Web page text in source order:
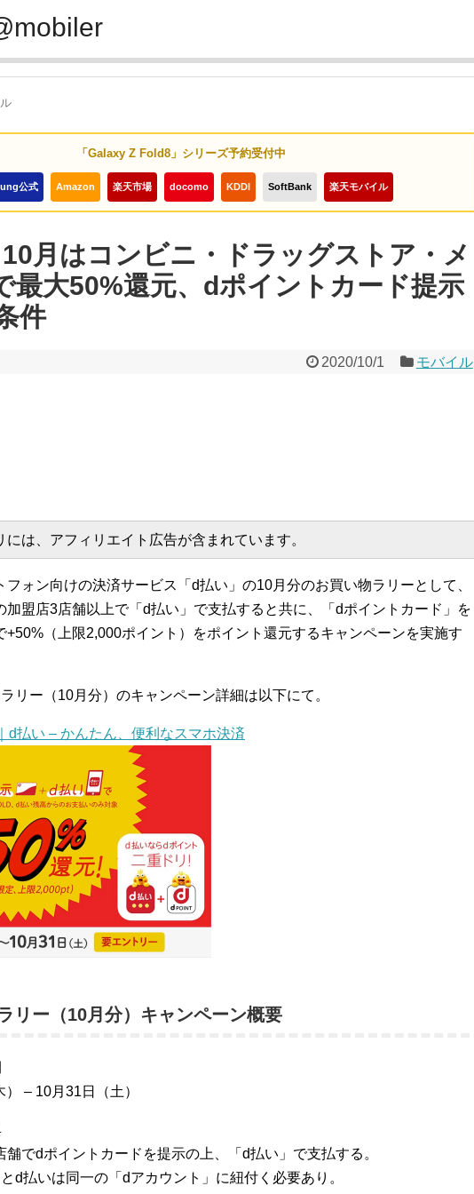
「Galaxy Z Fold8」シリーズ予約受付中
公式 Amazon 楽天市場 docomo KDDI SoftBank 楽天モバイル
10月はコンビニ・ドラッグストア・メ
最大50%還元、dポイントカード提示
件
2020/10/1 モバイル
は、アフィリエイト広告が含まれています。
フォン向けの決済サービス「d払い」の10月分のお買い物ラリーとして、
加盟店3店舗以上で「d払い」で支払すると共に、「dポイントカード」を
+50%（上限2,000ポイント）をポイント還元するキャンペーンを実施す
リー（10月分）のキャンペーン詳細は以下にて。
d払い – かんたん、便利なスマホ決済
リー（10月分）キャンペーン概要
– 10月31日（土）
舗でdポイントカードを提示の上、「d払い」で支払する。
d払いは同一の「dアカウント」に紐付く必要あり。